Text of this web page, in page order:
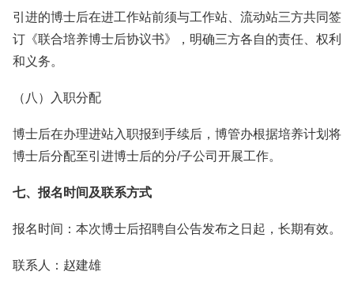
引进的博士后在进工作站前须与工作站、流动站三方共同签
订《联合培养博士后协议书》，明确三方各自的责任、权利
和义务。
（八）入职分配
博士后在办理进站入职报到手续后，博管办根据培养计划将
博士后分配至引进博士后的分/子公司开展工作。
七、报名时间及联系方式
报名时间：本次博士后招聘自公告发布之日起，长期有效。
联系人：赵建雄